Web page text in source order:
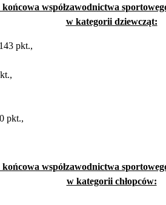
współzawodnictwa
w kategorii dziewcząt:
pkt.,
pkt.,
współzawodnictwa
w kategorii chłopców: